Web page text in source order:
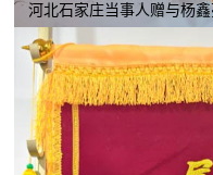
河北石家庄当事人赠与杨